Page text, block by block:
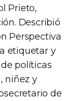
Prieto,
Describió
Perspectiva
etiquetar y
políticas
niñez y
de